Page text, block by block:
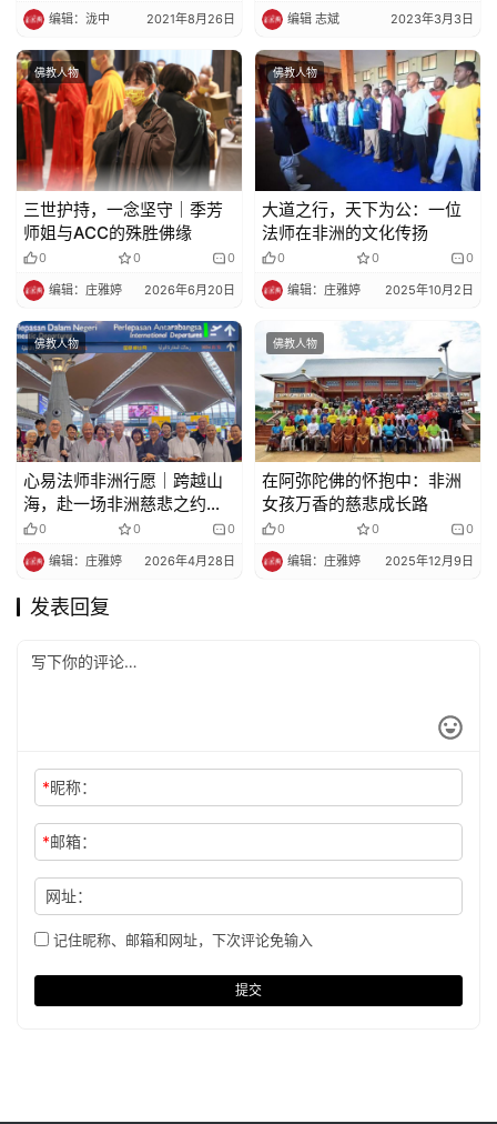
编辑：泷中 2021年8月26日 编辑 志斌 2023年3月3日
佛教人物
三世护持，一念坚守｜季芳
师姐与ACC的殊胜佛缘
0 0 0
编辑：庄雅婷 2026年6月20日
佛教人物
大道之行，天下为公：一位
法师在非洲的文化传扬​​
0 0 0
编辑：庄雅婷 2025年10月2日
佛教人物
心易法师非洲行愿｜跨越山
海，赴一场非洲慈悲之约
（一）
0 0 0
编辑：庄雅婷 2026年4月28日
佛教人物
在阿弥陀佛的怀抱中：非洲
女孩万香的慈悲成长路
0 0 0
编辑：庄雅婷 2025年12月9日
发表回复
*昵称：
*邮箱：
网址：
记住昵称、邮箱和网址，下次评论免输入
提交